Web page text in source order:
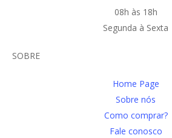
08h às 18h
Segunda à Sexta
SOBRE
Home Page
Sobre nós
Como comprar?
Fale conosco